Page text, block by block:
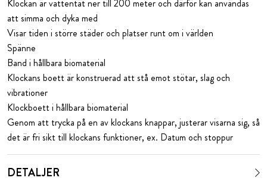
Klockan är vattentät ner till 200 meter och därför kan användas
att simma och dyka med
Visar tiden i större städer och platser runt om i världen
Spänne
Band i hållbara biomaterial
Klockans boett är konstruerad att stå emot stötar, slag och
vibrationer
Klockboett i hållbara biomaterial
Genom att trycka på en av klockans knappar, justerar visarna sig, så
det är fri sikt till klockans funktioner, ex. Datum och stoppur
DETALJER